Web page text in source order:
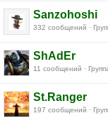
Sanzohoshi
332 сообщений ·
ShAdEr
11 сообщений ·
St.Ranger
197 сообщений ·